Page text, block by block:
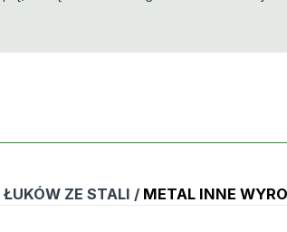
ŁUKÓW ZE STALI / METAL INNE